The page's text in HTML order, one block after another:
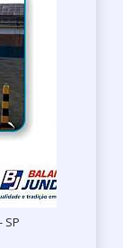
SP